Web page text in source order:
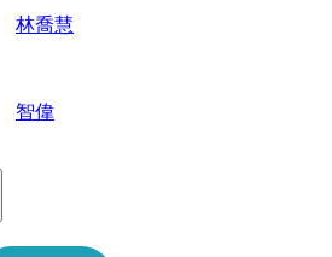
林喬慧
智偉